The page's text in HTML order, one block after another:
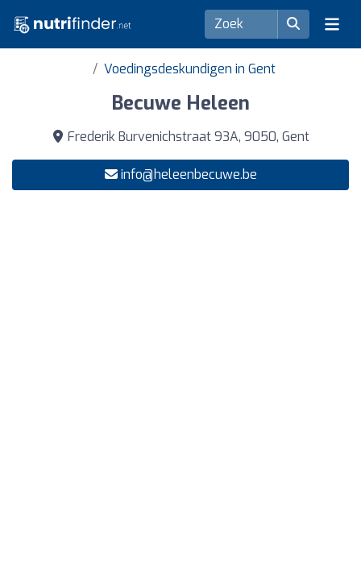
Voedingsdeskundigen in Gent
Becuwe Heleen
Frederik Burvenichstraat 93A, 9050, Gent
info@heleenbecuwe.be